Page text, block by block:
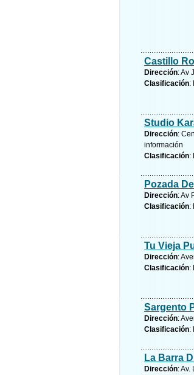
Castillo
Dirección: Av
Clasificación:
Studio
Dirección:
información
Clasificación:
Pozada
Dirección: Av
Clasificación:
Tu Vieja
Dirección:
Clasificación:
Sargento
Dirección:
Clasificación:
La Barra
Dirección: